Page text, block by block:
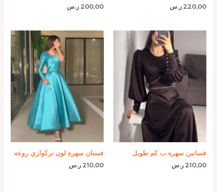
220,00 ر.س 200,00 ر.س
فساتين سهرة ب كم طويل
210,00 ر.س
فستان سهرة لون تركوازي روعه
210,00 ر.س